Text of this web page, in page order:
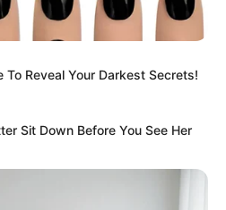
MOTOCICLETA
ALERTA
To Reveal Your Darkest Secrets!
Sit Down Before You See Her